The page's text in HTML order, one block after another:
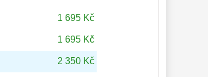
1 695 Kč
1 695 Kč
2 350 Kč